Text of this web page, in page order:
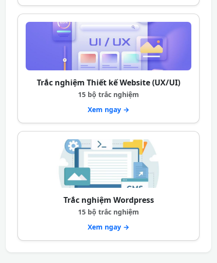
Trắc nghiệm Thiết kế Website (UX/UI)
15 bộ trắc nghiệm
Xem ngay →
Trắc nghiệm Wordpress
15 bộ trắc nghiệm
Xem ngay →